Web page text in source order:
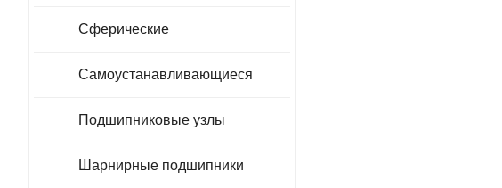
Сферические
Самоустанавливающиеся
Подшипниковые узлы
Шарнирные подшипники